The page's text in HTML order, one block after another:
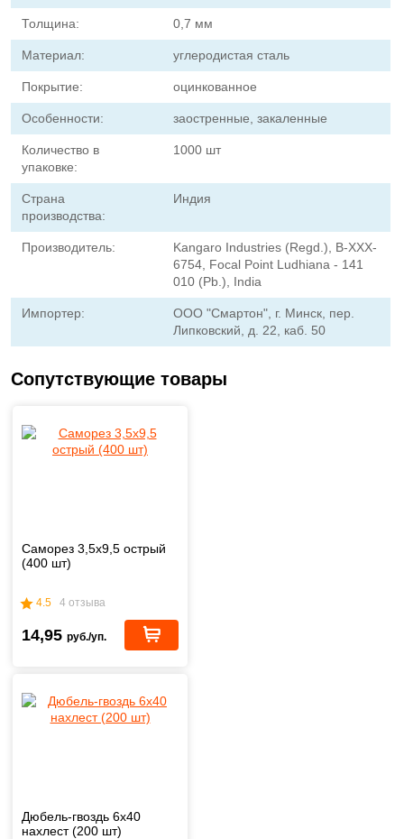
Толщина: 0,7 мм
Материал: углеродистая сталь
Покрытие: оцинкованное
Особенности: заостренные, закаленные
Количество в
упаковке:
1000 шт
Страна
производства:
Индия
Производитель:
Kangaro Industries (Regd.), B-XXX-
6754, Focal Point Ludhiana - 141
010 (Pb.), India
Импортер:
ООО "Смартон", г. Минск, пер.
Липковский, д. 22, каб. 50
Сопутствующие товары
Саморез 3,5x9,5 острый
(400 шт)
4.5 4 отзыва
14,95 руб./уп.
Дюбель-гвоздь 6х40
нахлест (200 шт)